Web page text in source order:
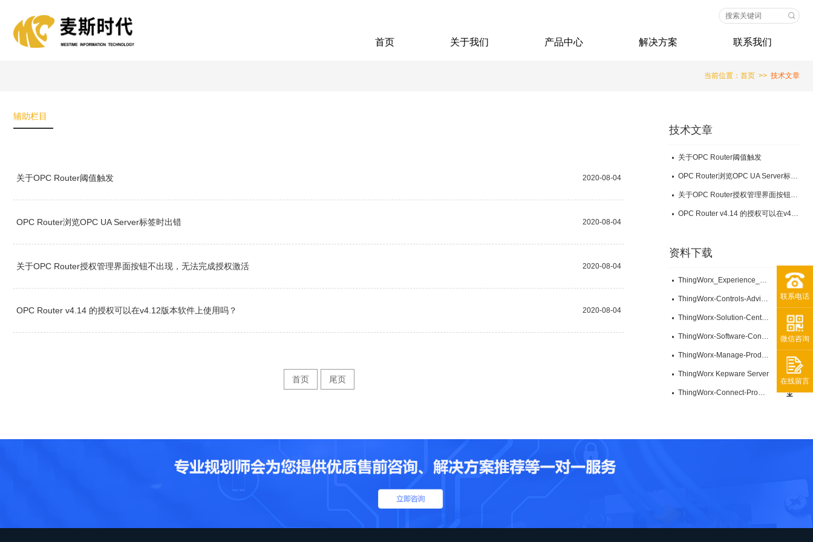
首页 关于我们 产品中心 解决方案 联系我们
当前位置： 首页 >> 技术文章
辅助栏目
关于OPC Router阈值触发 2020-08-04
OPC Router浏览OPC UA Server标签时出错 2020-08-04
关于OPC Router授权管理界面按钮不出现，无法完成授权激活 2020-08-04
OPC Router v4.14 的授权可以在v4.12版本软件上使用吗？ 2020-08-04
首页 尾页
技术文章
关于OPC Router阈值触发
OPC Router浏览OPC UA Server标签时出错
关于OPC Router授权管理界面按钮不出现，无法完成授权激活
OPC Router v4.14 的授权可以在v4.12版本软件上使用吗？
资料下载
ThingWorx_Experience_Brochure
ThingWorx-Controls-Advisor_DS
ThingWorx-Solution-Central-Data-Sheet
ThingWorx-Software-Content-Management-Data-Sheet
ThingWorx-Manage-Product-Brief
ThingWorx Kepware Server
ThingWorx-Connect-Product-Brief
联系电话
微信咨询
在线留言